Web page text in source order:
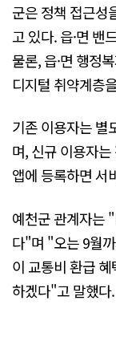
군은 정책 접근성
고 있다. 읍·면 밴
물론, 읍·면 행정
디지털 취약계층
기존 이용자는 별
며, 신규 이용자
앱에 등록하면 서
예천군 관계자는
다"며 "오는 9월
이 교통비 환급
하겠다"고 말했다.